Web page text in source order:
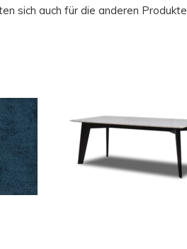
sich auch für die anderen Produkte